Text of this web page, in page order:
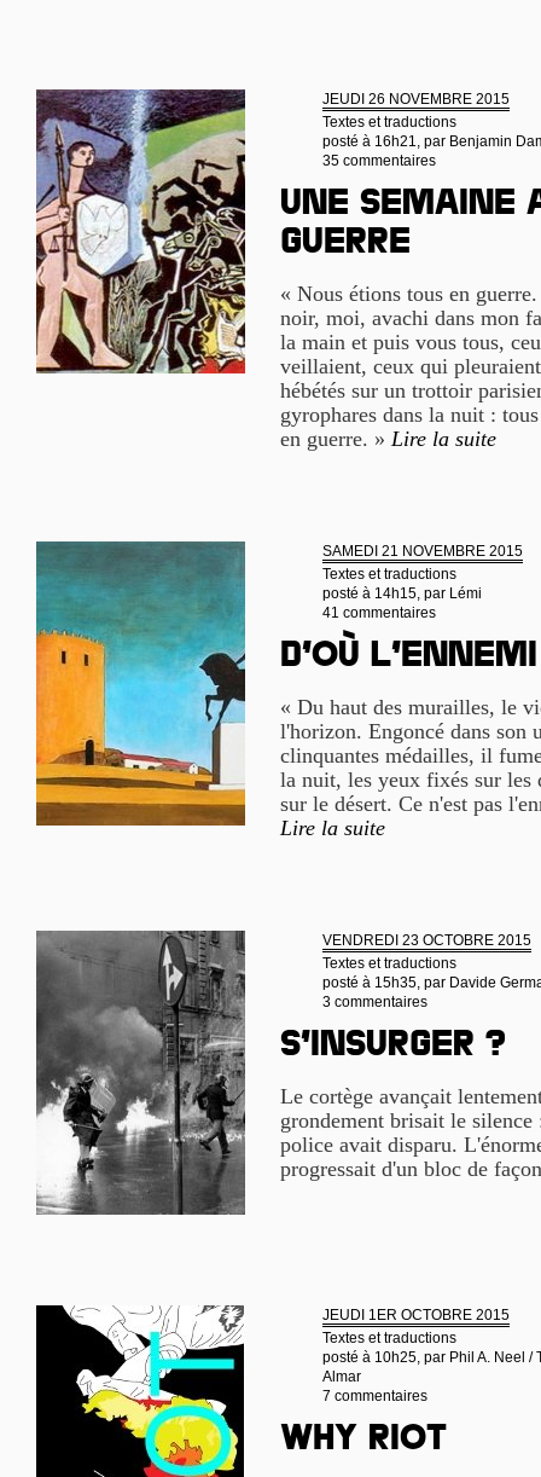
JEUDI 26 NOVEMBRE 2015
Textes et traductions
posté à 16h21, par Benjamin
35 commentaires
Une semaine
guerre
« Nous étions tous en
noir, moi, avachi dans mon
la main et puis vous tous,
veillaient, ceux qui
hébétés sur un trottoir
gyrophares dans la nuit :
en guerre. » Lire la suite
SAMEDI 21 NOVEMBRE 2015
Textes et traductions
posté à 14h15, par Lémi
41 commentaires
D’où
« Du haut des murailles, le
l'horizon. Engoncé dans son
clinquantes médailles, il
la nuit, les yeux fixés sur les
sur le désert. Ce n'est pas
Lire la suite
VENDREDI 23 OCTOBRE 2015
Textes et traductions
posté à 15h35, par Davide
3 commentaires
S’insurger ?
Le cortège avançait
grondement brisait le silence
police avait disparu.
progressait d'un bloc de
JEUDI 1ER OCTOBRE 2015
Textes et traductions
posté à 10h25, par Phil A. Neel /
Almar
7 commentaires
Why riot